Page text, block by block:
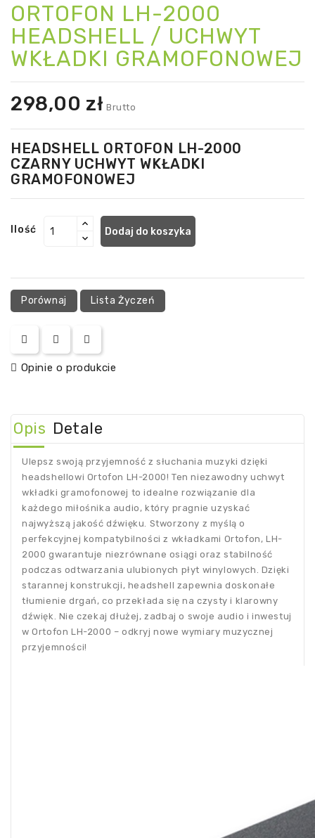
ORTOFON LH-2000
HEADSHELL / UCHWYT
WKŁADKI GRAMOFONOWEJ
298,00 zł Brutto
HEADSHELL ORTOFON LH-2000
CZARNY UCHWYT WKŁADKI
GRAMOFONOWEJ
Ilość Dodaj do koszyka
Porównaj Lista Życzeń
Opinie o produkcie
Opis Detale
Ulepsz swoją przyjemność z słuchania muzyki dzięki
headshellowi Ortofon LH-2000! Ten niezawodny uchwyt
wkładki gramofonowej to idealne rozwiązanie dla
każdego miłośnika audio, który pragnie uzyskać
najwyższą jakość dźwięku. Stworzony z myślą o
perfekcyjnej kompatybilności z wkładkami Ortofon, LH-
2000 gwarantuje niezrównane osiągi oraz stabilność
podczas odtwarzania ulubionych płyt winylowych. Dzięki
starannej konstrukcji, headshell zapewnia doskonałe
tłumienie drgań, co przekłada się na czysty i klarowny
dźwięk. Nie czekaj dłużej, zadbaj o swoje audio i inwestuj
w Ortofon LH-2000 – odkryj nowe wymiary muzycznej
przyjemności!